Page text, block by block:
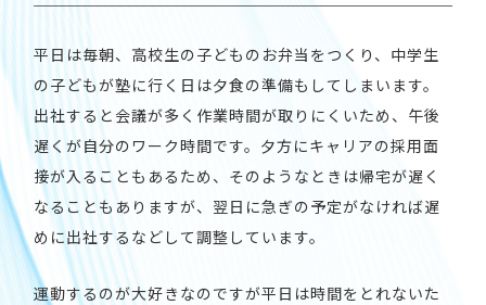
平日は毎朝、高校生の子どものお弁当をつくり、中学生
の子どもが塾に行く日は夕食の準備もしてしまいます。
出社すると会議が多く作業時間が取りにくいため、午後
遅くが自分のワーク時間です。夕方にキャリアの採用面
接が入ることもあるため、そのようなときは帰宅が遅く
なることもありますが、翌日に急ぎの予定がなければ遅
めに出社するなどして調整しています。
運動するのが大好きなのですが平日は時間をとれないた